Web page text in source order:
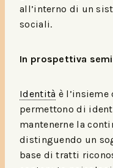
all’interno di un
sociali.​​
In prospettiva
Identità è
permettono di
mantenerne la
distinguendo un
base di tratti